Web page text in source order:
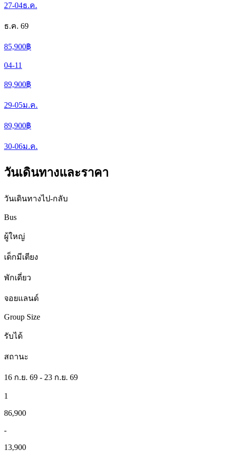
27-04ธ.ค.
ธ.ค. 69
85,900฿
04-11
89,900฿
29-05ม.ค.
89,900฿
30-06ม.ค.
วันเดินทางและราคา
วันเดินทางไป-กลับ
Bus
ผู้ใหญ่
เด็กมีเตียง
พักเดี่ยว
จอยแลนด์
Group Size
รับได้
สถานะ
16 ก.ย. 69 - 23 ก.ย. 69
1
86,900
-
13,900